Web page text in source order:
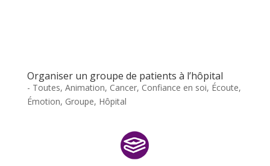
Organiser un groupe de patients à l’hôpital
- Toutes, Animation, Cancer, Confiance en soi, Écoute,
Émotion, Groupe, Hôpital